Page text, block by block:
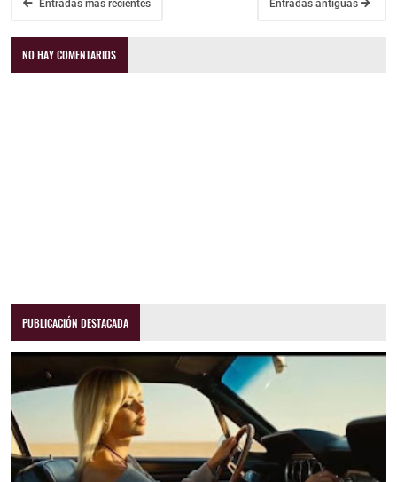
Entradas más recientes Entradas antiguas
NO HAY COMENTARIOS
PUBLICACIÓN DESTACADA